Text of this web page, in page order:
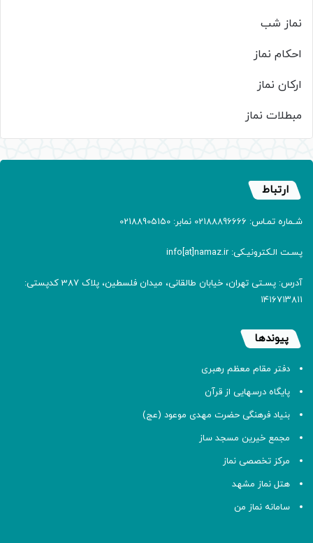
نماز شب
احکام نماز
ارکان نماز
مبطلات نماز
ارتباط
شـماره تمـاس: 02188896666 نمابر: 02188905150
پسـت الـکترونیـکی: info[at]namaz.ir
آدرس: پسـتی تهران، خیابان طالقانی، میدان فلسطین، پلاک 387 کدپستی:
۱۴۱۶۷۱۳۸۱۱
پیوندها
دفتر مقام معظم رهبری
پایگاه درسهایی از قرآن
بنیاد فرهنگی حضرت مهدی موعود (عج)
مجمع خیرین مسجد ساز
مرکز تخصصی نماز
هتل نماز مشهد
سامانه نماز من